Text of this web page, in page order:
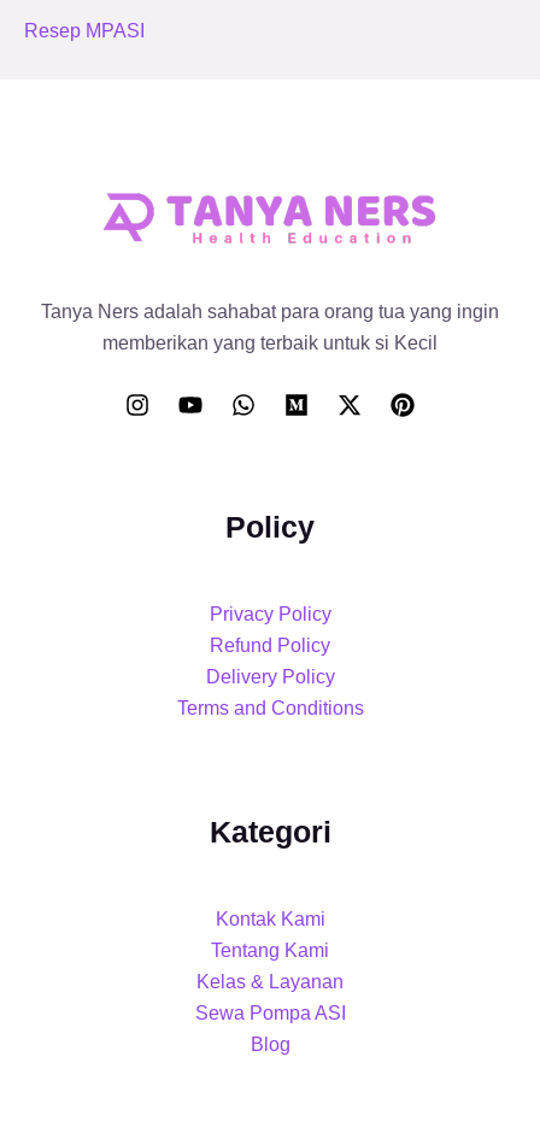
Resep MPASI
Tanya Ners adalah sahabat para orang tua yang ingin
memberikan yang terbaik untuk si Kecil
Policy
Privacy Policy
Refund Policy
Delivery Policy
Terms and Conditions
Kategori
Kontak Kami
Tentang Kami
Kelas & Layanan
Sewa Pompa ASI
Blog